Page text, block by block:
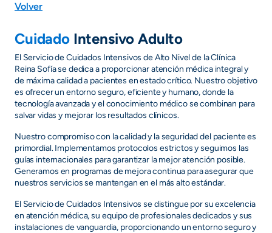
Volver
Cuidado Intensivo Adulto
El Servicio de Cuidados Intensivos de Alto Nivel de la Clínica
Reina Sofía se dedica a proporcionar atención médica integral y
de máxima calidad a pacientes en estado crítico. Nuestro objetivo
es ofrecer un entorno seguro, eficiente y humano, donde la
tecnología avanzada y el conocimiento médico se combinan para
salvar vidas y mejorar los resultados clínicos.
Nuestro compromiso con la calidad y la seguridad del paciente es
primordial. Implementamos protocolos estrictos y seguimos las
guías internacionales para garantizar la mejor atención posible.
Generamos en programas de mejora continua para asegurar que
nuestros servicios se mantengan en el más alto estándar.
El Servicio de Cuidados Intensivos se distingue por su excelencia
en atención médica, su equipo de profesionales dedicados y sus
instalaciones de vanguardia, proporcionando un entorno seguro y